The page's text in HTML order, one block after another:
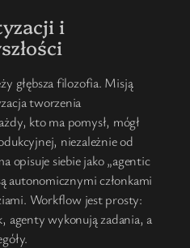
i
głębsza filozofia. Misją
tworzenia
kto ma pomysł, mógł
niezależnie od
opisuje siebie jako „agentic
autonomicznymi członkami
Workflow jest prosty:
agenty wykonują zadania, a